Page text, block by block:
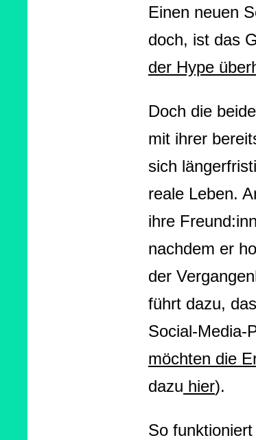
Einen neuen
doch, ist das
der Hype
Doch die
mit ihrer
sich
reale Leben.
ihre
nachdem er
der
führt dazu,
Social-Media-
möchten die
dazu hier).
So